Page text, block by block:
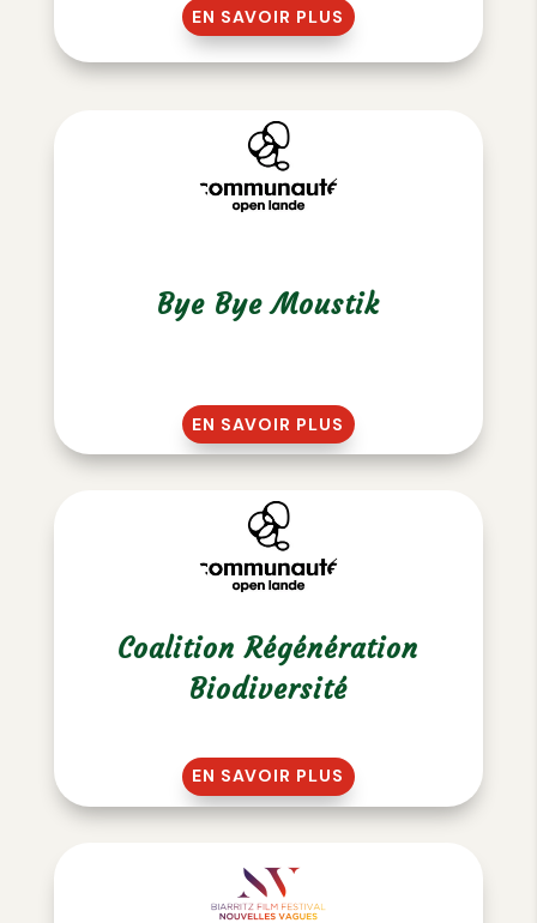
EN SAVOIR PLUS
Bye Bye Moustik
EN SAVOIR PLUS
Coalition Régénération
Biodiversité
EN SAVOIR PLUS